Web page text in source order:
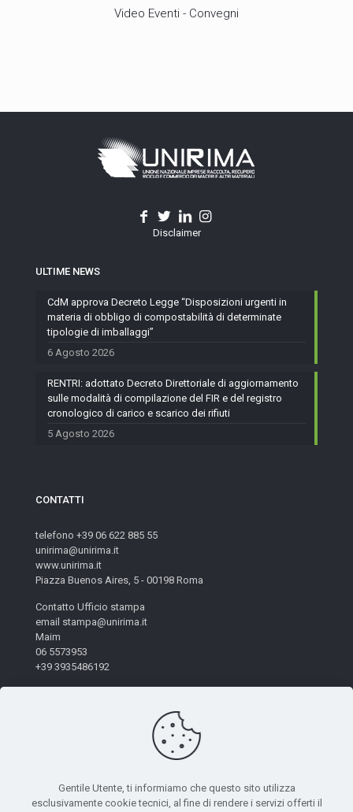
Video Eventi - Convegni
Disclaimer
ULTIME NEWS
CdM approva Decreto Legge “Disposizioni urgenti in
materia di obbligo di compostabilità di determinate
tipologie di imballaggi”
6 Agosto 2026
RENTRI: adottato Decreto Direttoriale di aggiornamento
sulle modalità di compilazione del FIR e del registro
cronologico di carico e scarico dei rifiuti
5 Agosto 2026
CONTATTI
telefono +39 06 622 885 55
unirima@unirima.it
www.unirima.it
Piazza Buenos Aires, 5 - 00198 Roma
Contatto Ufficio stampa
email stampa@unirima.it
Maim
06 5573953
+39 3935486192
Gentile Utente, ti informiamo che questo sito utilizza
esclusivamente cookie tecnici, al fine di rendere i servizi offerti il